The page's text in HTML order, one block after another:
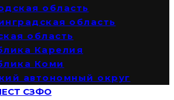
область
область
область
Карелия
Коми
автономный округ
СЗФО